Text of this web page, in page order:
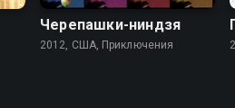
Черепашки-ниндзя
2012, США, Приключения